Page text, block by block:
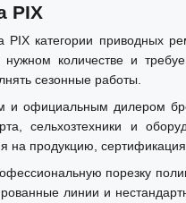
PIX
PIX категории приводных
количестве и
сезонные работы.
официальным дилером
сельхозтехники и
продукцию,
порезку
линии и